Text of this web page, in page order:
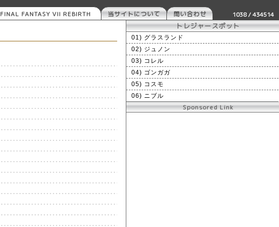
1038 / 434514
FINAL FANTASY VII REBIRTH 当サイトについて 問い合わせ
トレジャースポット
01) グラスランド
02) ジュノン
03) コレル
04) ゴンガガ
05) コスモ
06) ニブル
Sponsored Link